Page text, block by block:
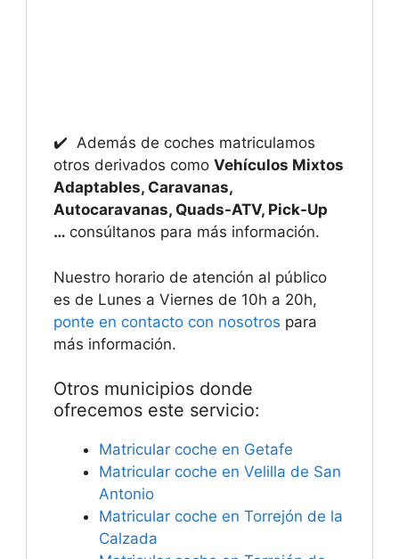
✔️ Además de coches matriculamos
otros derivados como Vehículos Mixtos
Adaptables, Caravanas,
Autocaravanas, Quads-ATV, Pick-Up
… consúltanos para más información.
Nuestro horario de atención al público
es de Lunes a Viernes de 10h a 20h,
ponte en contacto con nosotros para
más información.
Otros municipios donde
ofrecemos este servicio:
Matricular coche en Getafe
Matricular coche en Velilla de San
Antonio
Matricular coche en Torrejón de la
Calzada